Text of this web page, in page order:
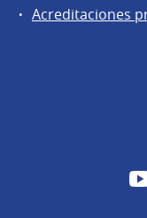
Acreditaciones